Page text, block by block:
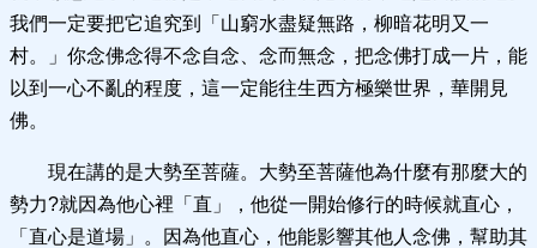
我們一定要把它追究到「山窮水盡疑無路，柳暗花明又一
村。」你念佛念得不念自念、念而無念，把念佛打成一片，能
以到一心不亂的程度，這一定能往生西方極樂世界，華開見
佛。
現在講的是大勢至菩薩。大勢至菩薩他為什麼有那麼大的
勢力?就因為他心裡「直」，他從一開始修行的時候就直心，
「直心是道場」。因為他直心，他能影響其他人念佛，幫助其